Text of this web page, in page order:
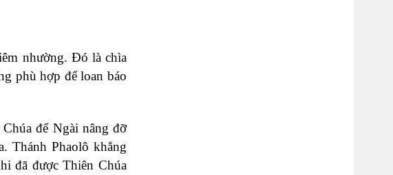
nhường. Đó là chìa
phù hợp để loan báo
để Ngài nâng đỡ
Thánh Phaolô khẳng
đã được Thiên Chúa